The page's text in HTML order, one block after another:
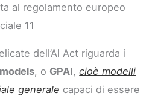
al regolamento europeo
11
dell’AI Act riguarda i
, o GPAI,cioè modelli
generale capaci di essere